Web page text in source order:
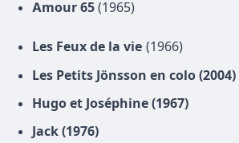
Amour 65 (1965)
Les Feux de la vie (1966)
Les Petits Jönsson en colo (2004)
Hugo et Joséphine (1967)
Jack (1976)